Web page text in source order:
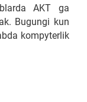
AKT ga
Bugungi kun
kompyterlik
Ular dars
o'z ustida
kerak va